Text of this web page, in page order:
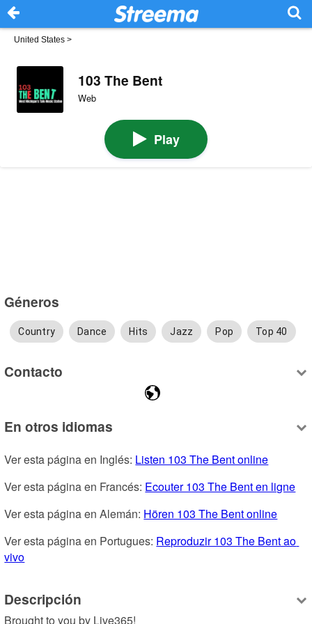
United States >
103 The Bent
Web
Play
Géneros
Country Dance Hits Jazz Pop Top 40
Contacto
En otros idiomas
Ver esta página en Inglés: Listen 103 The Bent online
Ver esta página en Francés: Ecouter 103 The Bent en ligne
Ver esta página en Alemán: Hören 103 The Bent online
Ver esta página en Portugues: Reproduzir 103 The Bent ao
vivo
Descripción
Brought to you by Live365!